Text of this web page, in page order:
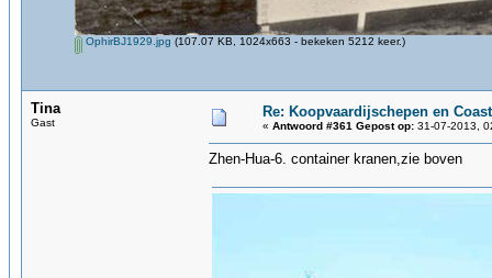
OphirBJ1929.jpg (107.07 KB, 1024x663 - bekeken 5212 keer.)
Tina
Gast
Re: Koopvaardijschepen en
« Antwoord #361 Gepost op: 31-07-2013,
Zhen-Hua-6. container kranen,zie boven